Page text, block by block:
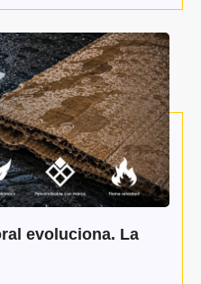
evoluciona. La